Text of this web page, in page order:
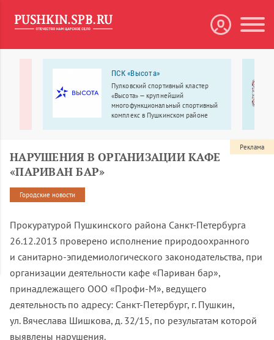
ПСК «Высота»
Пулковский спортивный кластер
«Высота» — крупнейший
многофункциональный спортивный
комплекс в Пушкинском районе
НАРУШЕНИЯ В ОРГАНИЗАЦИИ КАФЕ
«ПАРИВАН БАР»
Городские новости
Прокуратурой Пушкинского района Санкт-Петербурга
26.12.2013 проверено исполнение природоохранного
и санитарно-эпидемиологического законодательства, при
организации деятельности кафе «Париван бар»,
принадлежащего ООО «Профи-М», ведущего
деятельность по адресу: Санкт-Петербург, г. Пушкин,
ул. Вячеслава Шишкова, д. 32/15, по результатам которой
выявлены нарушения.
Реклама